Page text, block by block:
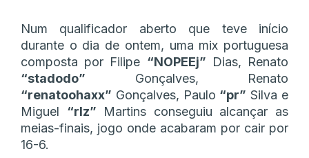
Num qualificador aberto que teve início
durante o dia de ontem, uma mix portuguesa
composta por Filipe “NOPEEj” Dias, Renato
“stadodo” Gonçalves, Renato
“renatoohaxx” Gonçalves, Paulo “pr” Silva e
Miguel “rlz” Martins conseguiu alcançar as
meias-finais, jogo onde acabaram por cair por
16-6.